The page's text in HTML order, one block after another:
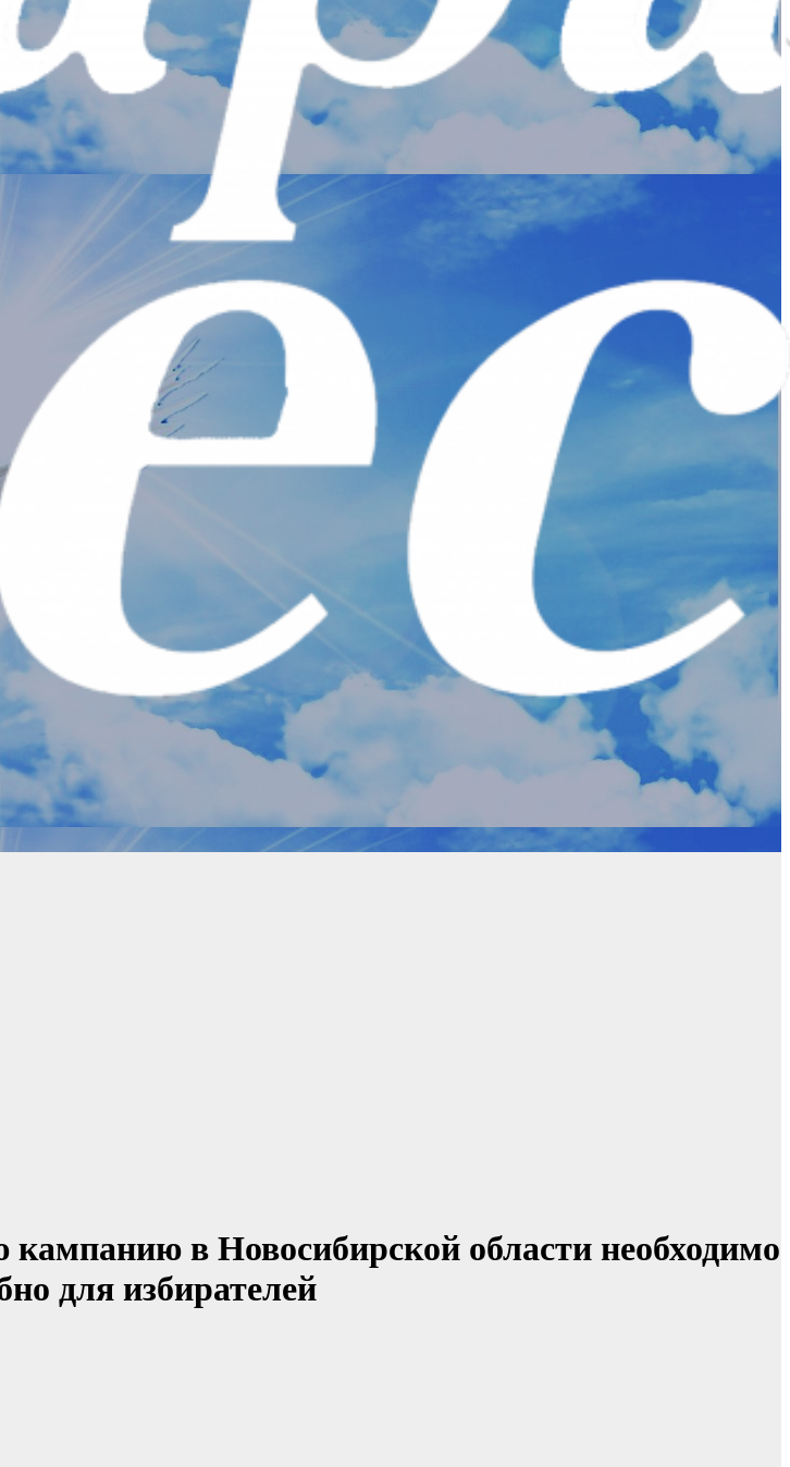
в Новосибирской области необходимо
для избирателей